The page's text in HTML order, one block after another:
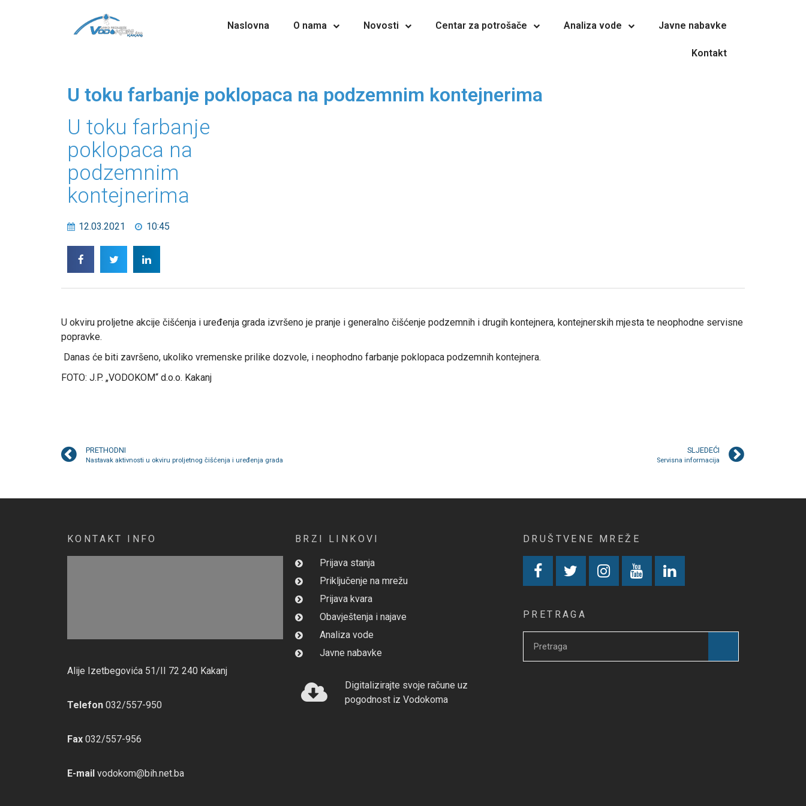
Naslovna O nama Novosti Centar za potrošače Analiza vode Javne nabavke
Kontakt
U toku farbanje poklopaca na podzemnim kontejnerima
U toku farbanje
poklopaca na
podzemnim
kontejnerima
12.03.2021 10:45
U okviru proljetne akcije čišćenja i uređenja grada izvršeno je pranje i generalno čišćenje podzemnih i drugih kontejnera, kontejnerskih mjesta te neophodne servisne
popravke.
Danas će biti završeno, ukoliko vremenske prilike dozvole, i neophodno farbanje poklopaca podzemnih kontejnera.
FOTO: J.P. „VODOKOM“ d.o.o. Kakanj
PRETHODNI
Nastavak aktivnosti u okviru proljetnog čišćenja i uređenja grada
SLJEDEĆI
Servisna informacija
KONTAKT INFO
Alije Izetbegovića 51/II 72 240 Kakanj
Telefon 032/557-950
Fax 032/557-956
E-mail vodokom@bih.net.ba
BRZI LINKOVI
Prijava stanja
Priključenje na mrežu
Prijava kvara
Obavještenja i najave
Analiza vode
Javne nabavke
Digitalizirajte svoje račune uz
pogodnost iz Vodokoma
DRUŠTVENE MREŽE
PRETRAGA